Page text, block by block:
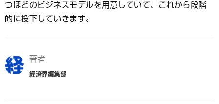
つほどのビジネスモデルを用意していて、これから段階
的に投下していきます。
著者
経済界編集部